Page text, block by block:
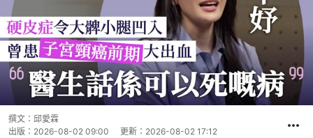
撰文： 邱愛霖
出版： 2026-08-02 09:00 更新： 2026-08-02 17:12